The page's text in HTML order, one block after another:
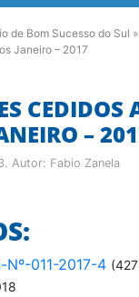
de Bom Sucesso do Sul »
Janeiro – 2017
CEDIDOS
–
. Autor: Fabio Zanela
Nº-011-2017-4